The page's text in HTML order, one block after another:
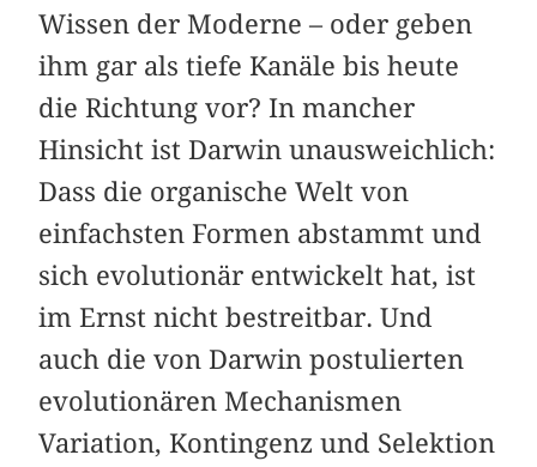
Wissen der Moderne – oder geben
ihm gar als tiefe Kanäle bis heute
die Richtung vor? In mancher
Hinsicht ist Darwin unausweichlich:
Dass die organische Welt von
einfachsten Formen abstammt und
sich evolutionär entwickelt hat, ist
im Ernst nicht bestreitbar. Und
auch die von Darwin postulierten
evolutionären Mechanismen
Variation, Kontingenz und Selektion